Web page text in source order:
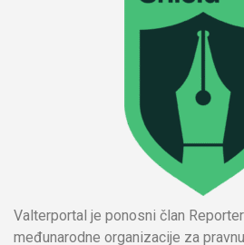
Valterportal je ponosni član
međunarodne organizacije za